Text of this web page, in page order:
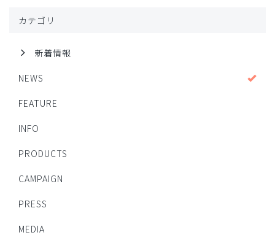
カテゴリ
新着情報
NEWS
FEATURE
INFO
PRODUCTS
CAMPAIGN
PRESS
MEDIA